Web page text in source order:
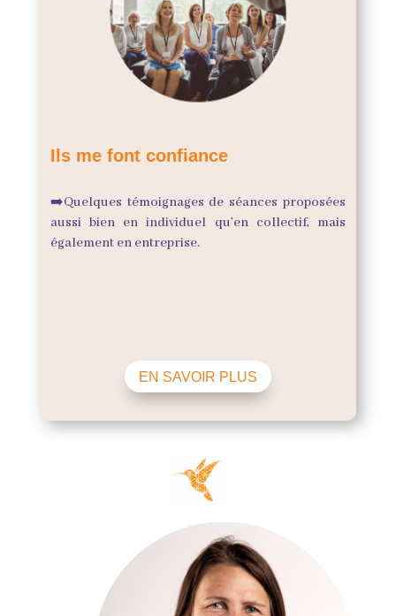
Ils me font confiance
➡️Quelques témoignages de séances proposées
aussi bien en individuel qu’en collectif, mais
également en entreprise.
EN SAVOIR PLUS